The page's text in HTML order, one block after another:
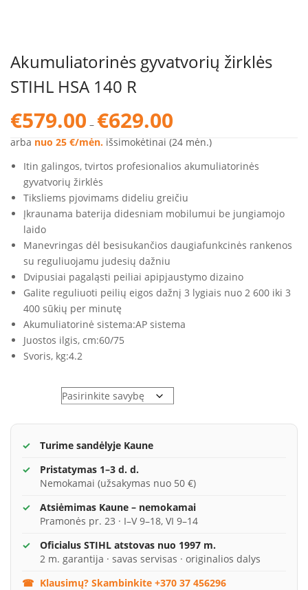
Akumuliatorinės gyvatvorių žirklės
STIHL HSA 140 R
€579.00 – €629.00
€579.00
€629.00
arba nuo 25 €/mėn. išsimokėtinai (24 mėn.)
Itin galingos, tvirtos profesionalios akumuliatorinės
gyvatvorių žirklės
Tiksliems pjovimams dideliu greičiu
Įkraunama baterija didesniam mobilumui be jungiamojo
laido
Manevringas dėl besisukančios daugiafunkcinės rankenos
su reguliuojamu judesių dažniu
Dvipusiai pagaląsti peiliai apipjaustymo dizaino
Galite reguliuoti peilių eigos dažnį 3 lygiais nuo 2 600 iki 3
400 sūkių per minutę
Akumuliatorinė sistema:AP sistema
Juostos ilgis, cm:60/75
Svoris, kg:4.2
Turime sandėlyje Kaune
Pristatymas 1–3 d. d.
Nemokamai (užsakymas nuo 50 €)
Atsiėmimas Kaune – nemokamai
Pramonės pr. 23 · I–V 9–18, VI 9–14
Oficialus STIHL atstovas nuo 1997 m.
2 m. garantija · savas servisas · originalios dalys
Klausimų? Skambinkite +370 37 456296